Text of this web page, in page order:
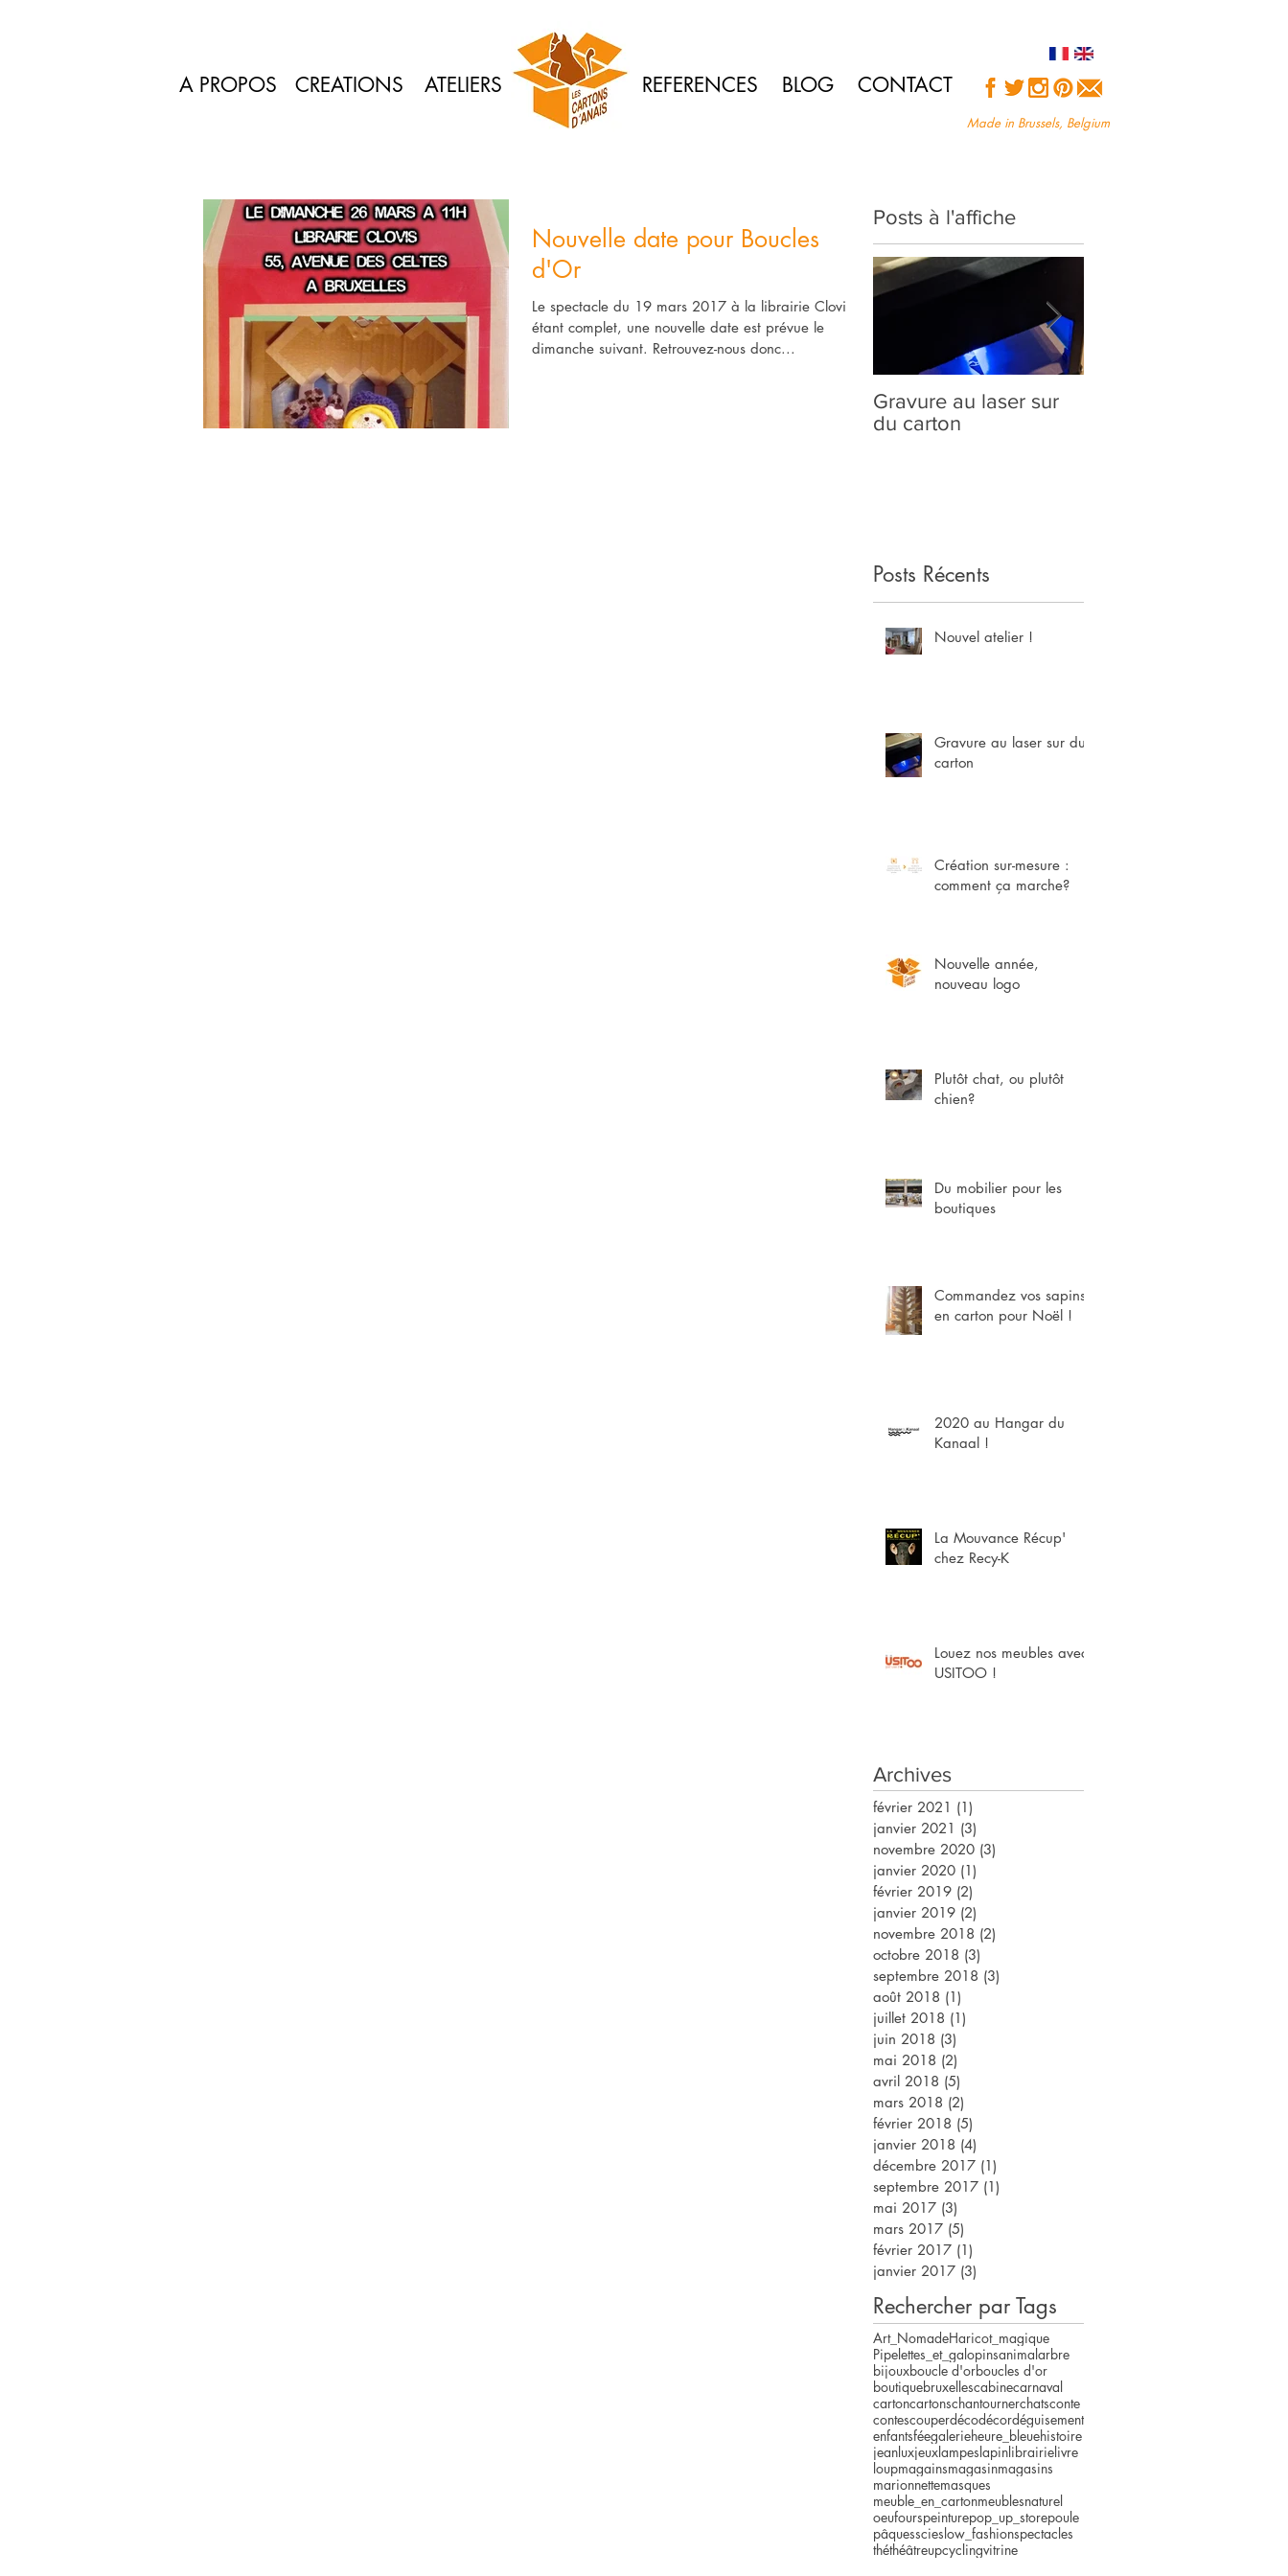
Made in Brussels, Belgium
A PROPOS CREATIONS ATELIERS REFERENCES BLOG CONTACT
Nouvelle date pour Boucles
d'Or
Le spectacle du 19 mars 2017 à la librairie Clovis
étant complet, une nouvelle date est prévue le
dimanche suivant. Retrouvez-nous donc...
Posts à l'affiche
Gravure au laser sur
du carton
Posts Récents
Nouvel atelier !
Gravure au laser sur du
carton
Création sur-mesure :
comment ça marche?
Nouvelle année,
nouveau logo
Plutôt chat, ou plutôt
chien?
Du mobilier pour les
boutiques
Commandez vos sapins
en carton pour Noël !
2020 au Hangar du
Kanaal !
La Mouvance Récup'
chez Recy-K
Louez nos meubles avec
USITOO !
Archives
février 2021 (1)
janvier 2021 (3)
novembre 2020 (3)
janvier 2020 (1)
février 2019 (2)
janvier 2019 (2)
novembre 2018 (2)
octobre 2018 (3)
septembre 2018 (3)
août 2018 (1)
juillet 2018 (1)
juin 2018 (3)
mai 2018 (2)
avril 2018 (5)
mars 2018 (2)
février 2018 (5)
janvier 2018 (4)
décembre 2017 (1)
septembre 2017 (1)
mai 2017 (3)
mars 2017 (5)
février 2017 (1)
janvier 2017 (3)
Rechercher par Tags
Art_NomadeHaricot_magique
Pipelettes_et_galopinsanimalarbre
bijouxboucle d'orboucles d'or
boutiquebruxellescabinecarnaval
cartoncartonschantournerchatsconte
contescouperdécodécordéguisement
enfantsféegalerieheure_bleuehistoire
jeanluxjeuxlampeslapinlibrairielivre
loupmagainsmagasinmagasins
marionnettemasques
meuble_en_cartonmeublesnaturel
oeufourspeinturepop_up_storepoule
pâquesscieslow_fashionspectacles
théthéâtreupcyclingvitrine